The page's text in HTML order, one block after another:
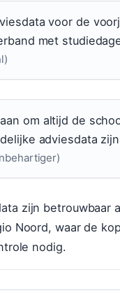
voor de
met
om altijd de
adviesdata
zijn betrouwbaar
Noord, waar de
nodig.